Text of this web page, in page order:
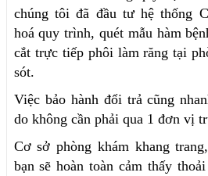
chúng tôi đã đầu tư hệ thống
hoá quy trình, quét mẫu hàm
cắt trực tiếp phôi làm răng tại
sót.
Việc bảo hành đổi trả cũng
do không cần phải qua 1 đơn vị
Cơ sở phòng khám khang
bạn sẽ hoàn toàn cảm thấy